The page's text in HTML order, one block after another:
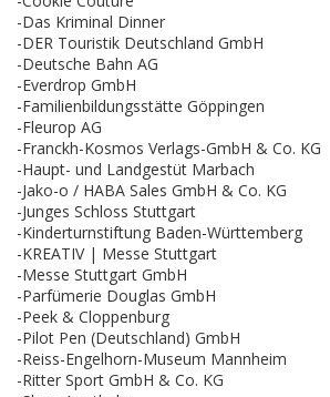
-Das Kriminal Dinner
-DER Touristik Deutschland GmbH
-Deutsche Bahn AG
-Everdrop GmbH
-Familienbildungsstätte Göppingen
-Fleurop AG
-Franckh-Kosmos Verlags-GmbH & Co. KG
-Haupt- und Landgestüt Marbach
-Jako-o / HABA Sales GmbH & Co. KG
-Junges Schloss Stuttgart
-Kinderturnstiftung Baden-Württemberg
-KREATIV | Messe Stuttgart
-Messe Stuttgart GmbH
-Parfümerie Douglas GmbH
-Peek & Cloppenburg
-Pilot Pen (Deutschland) GmbH
-Reiss-Engelhorn-Museum Mannheim
-Ritter Sport GmbH & Co. KG